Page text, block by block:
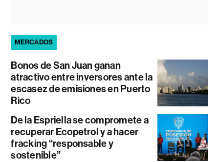
MERCADOS
Bonos de San Juan ganan
atractivo entre inversores ante la
escasez de emisiones en Puerto
Rico
De la Espriella se compromete a
recuperar Ecopetrol y a hacer
fracking “responsable y
sostenible”